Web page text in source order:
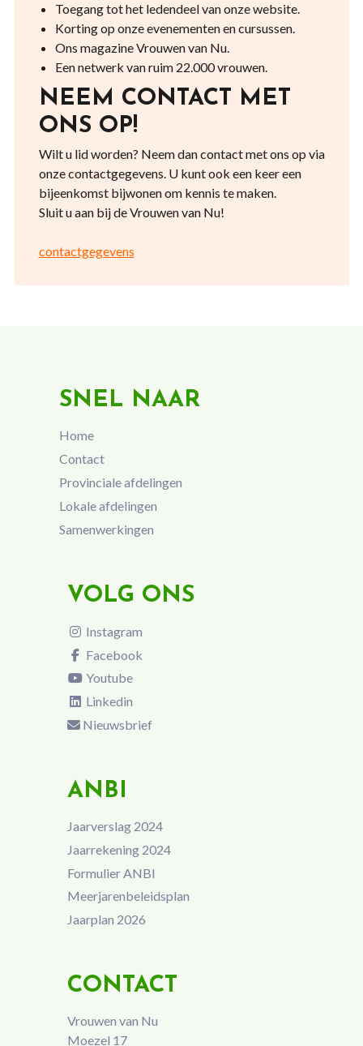
Toegang tot het ledendeel van onze website.
Korting op onze evenementen en cursussen.
Ons magazine Vrouwen van Nu.
Een netwerk van ruim 22.000 vrouwen.
NEEM CONTACT MET
ONS OP!
Wilt u lid worden? Neem dan contact met ons op via
onze contactgegevens. U kunt ook een keer een
bijeenkomst bijwonen om kennis te maken.
Sluit u aan bij de Vrouwen van Nu!
contactgegevens
SNEL NAAR
Home
Contact
Provinciale afdelingen
Lokale afdelingen
Samenwerkingen
VOLG ONS
Instagram
Facebook
Youtube
Linkedin
Nieuwsbrief
ANBI
Jaarverslag 2024
Jaarrekening 2024
Formulier ANBI
Meerjarenbeleidsplan
Jaarplan 2026
CONTACT
Vrouwen van Nu
Moezel 17